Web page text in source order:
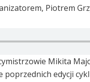
Piotrem
Mikita
poprzednich edycji